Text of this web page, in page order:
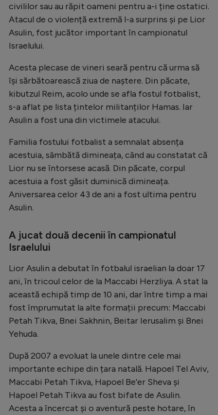
Tenis
Handbal
Formula 1
Gimnastică
Rugby
Ciclism
Alte sporturi
JO 2024
JO 2026
Creează cont
civililor sau au răpit oameni pentru a-i ține ostatici.
Atacul de o violență extremă l-a surprins și pe Lior
Asulin, fost jucător important în campionatul
Israelului.
Acesta plecase de vineri seară pentru că urma să
își sărbătoarească ziua de naștere. Din păcate,
kibutzul Reim, acolo unde se afla fostul fotbalist,
s-a aflat pe lista țintelor militanților Hamas. Iar
Asulin a fost una din victimele atacului.
Familia fostului fotbalist a semnalat absența
acestuia, sâmbătă dimineața, când au constatat că
Lior nu se întorsese acasă. Din păcate, corpul
acestuia a fost găsit duminică dimineața.
Aniversarea celor 43 de ani a fost ultima pentru
Asulin.
A jucat două decenii în campionatul
Israelului
Lior Asulin a debutat în fotbalul israelian la doar 17
ani, în tricoul celor de la Maccabi Herzliya. A stat la
această echipă timp de 10 ani, dar între timp a mai
fost împrumutat la alte formații precum: Maccabi
Petah Tikva, Bnei Sakhnin, Beitar Ierusalim și Bnei
Yehuda.
După 2007 a evoluat la unele dintre cele mai
importante echipe din țara natală. Hapoel Tel Aviv,
Maccabi Petah Tikva, Hapoel Be'er Sheva și
Hapoel Petah Tikva au fost bifate de Asulin.
Acesta a încercat și o aventură peste hotare, în